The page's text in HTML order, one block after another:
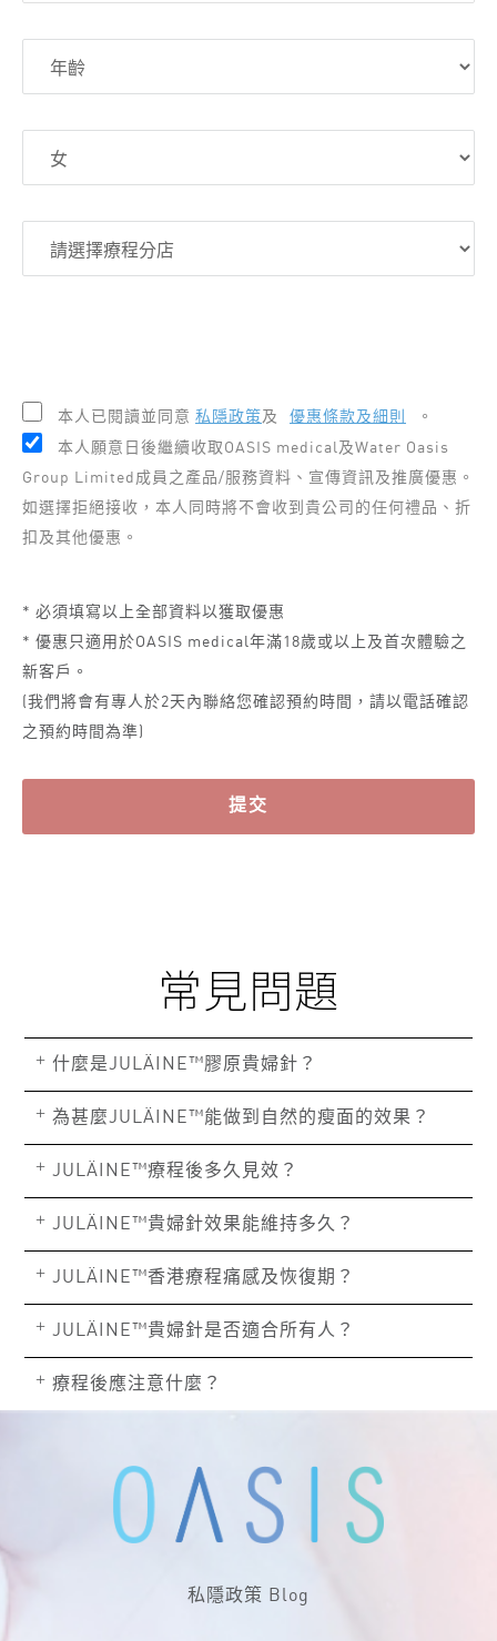
本人已閱讀並同意 私隱政策 及 優惠條款及細則
。
本人願意日後繼續收取OASIS medical及Water Oasis
Group Limited成員之產品/服務資料、宣傳資訊及推廣優惠。
如選擇拒絕接收，本人同時將不會收到貴公司的任何禮品、折
扣及其他優惠。
* 必須填寫以上全部資料以獲取優惠
* 優惠只適用於OASIS medical年滿18歲或以上及首次體驗之
新客戶。
(我們將會有專人於2天內聯絡您確認預約時間，請以電話確認
之預約時間為準)
提交
常見問題
+ 什麼是JULÄINE™膠原貴婦針？
+ 為甚麼JULÄINE™能做到自然的瘦面的效果？
+ JULÄINE™療程後多久見效？
+ JULÄINE™貴婦針效果能維持多久？
+ JULÄINE™香港療程痛感及恢復期？
+ JULÄINE™貴婦針是否適合所有人？
+ 療程後應注意什麼？
私隱政策 Blog